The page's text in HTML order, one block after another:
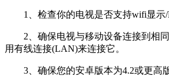
1、检查你的电视是否支持wifi显示/
2、确保电视与移动设备连接到相同
用有线连接(LAN)来连接它。
3、确保您的安卓版本为4.2或更高版